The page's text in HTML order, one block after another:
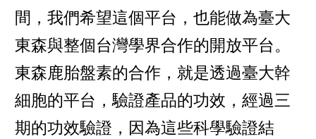
間，我們希望這個平台，也能做為臺大
東森與整個台灣學界合作的開放平台。
東森鹿胎盤素的合作，就是透過臺大幹
細胞的平台，驗證產品的功效，經過三
期的功效驗證，因為這些科學驗證結